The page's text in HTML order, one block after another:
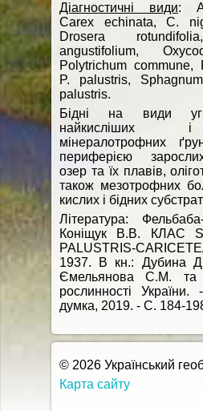
Діагностичні види:
Carex echinata, C.
Drosera
angustifolium,
Polytrichum commune,
P. palustris,
palustris.
Бідні на види
найкисліших
мінералотрофних
периферією
озер та їх плавів,
також мезотрофних
кислих і бідних
Література:
Коніщук В.В. КЛАС
PALUSTRIS-
1937. В кн.: Дубина
Ємельянова С.М. та
рослинності
думка, 2019. - С. 184-
© 2026 Український
Карта сайту